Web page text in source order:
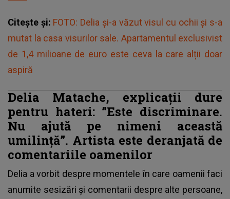
Citește și: FOTO: Delia şi-a văzut visul cu ochii şi s-a
mutat la casa visurilor sale. Apartamentul exclusivist
de 1,4 milioane de euro este ceva la care alții doar
aspiră
Delia Matache, explicații dure
pentru hateri: ”Este discriminare.
Nu ajută pe nimeni această
umilință”. Artista este deranjată de
comentariile oamenilor
Delia a vorbit despre momentele în care oamenii faci
anumite sesizări și comentarii despre alte persoane,